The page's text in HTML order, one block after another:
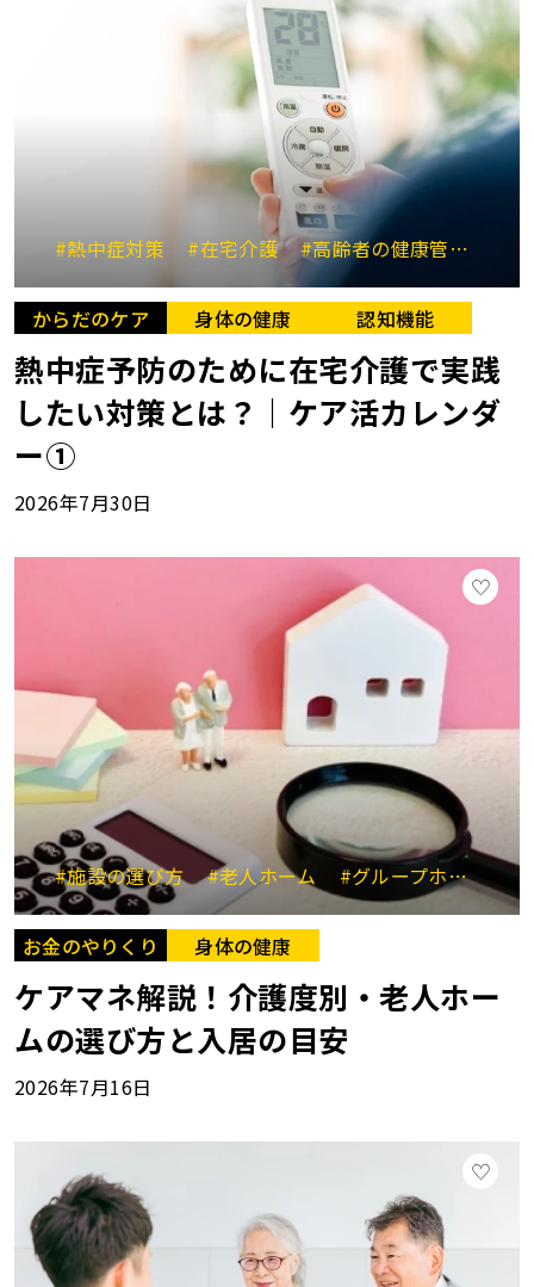
#熱中症対策 #在宅介護 #高齢者の健康管理
からだのケア 身体の健康 認知機能
熱中症予防のために在宅介護で実践
したい対策とは？｜ケア活カレンダ
ー①
2026年7月30日
#施設の選び方 #老人ホーム #グループホーム #
お金のやりくり 身体の健康
ケアマネ解説！介護度別・老人ホー
ムの選び方と入居の目安
2026年7月16日